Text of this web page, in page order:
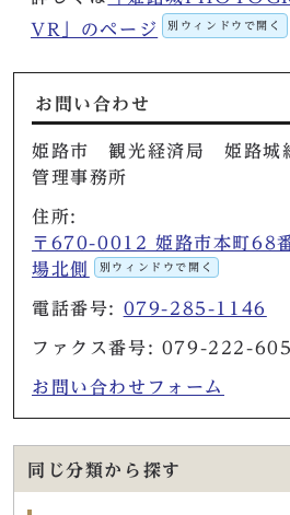
VR」のページ
別ウィンドウで開く
お問い合わせ
姫路市 観光経済局 姫路城
管理事務所
住所:
〒670-0012 姫路市本町68
場北側
別ウィンドウで開く
電話番号: 079-285-1146
ファクス番号: 079-222-
お問い合わせフォーム
同じ分類から探す